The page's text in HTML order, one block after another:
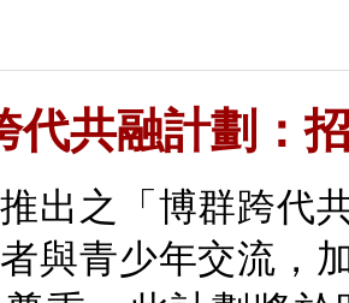
代共融計劃：
出之「博群跨代
與青少年交流，